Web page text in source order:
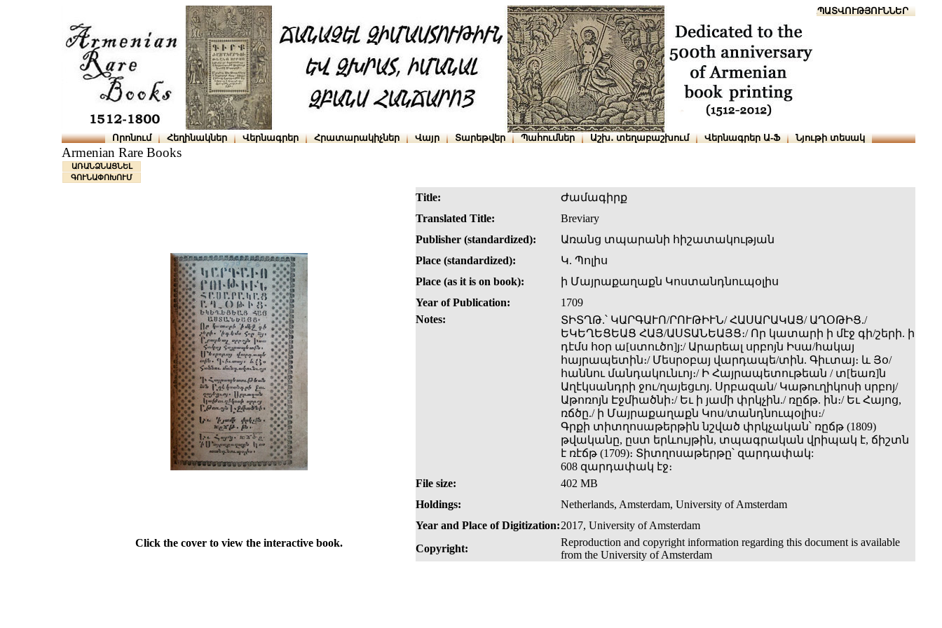
ՆԱԽԱՊԱՏՎՈՒԹՅՈՒՆՆԵՐ
Որոնում Հեղինակներ Վերնագրեր Հրատարակիչներ Վայր Տարեթվեր Պահումներ Աշխ․ տեղաբաշխում Վերնագրեր Ա-Ֆ Նյութի տեսակ
Armenian Rare Books
ԱՌԱՆՁՆԱՑՆԵԼ
ԳՈՒՆԱՓՈԽՈՒՄ
Title:
Ժամագիրք
Translated Title:
Breviary
Publisher (standardized):
Առանց տպարանի հիշատակության
Place (standardized):
Կ. Պոլիս
Place (as it is on book):
ի Մայրաքաղաքն Կոստանդնուպօլիս
Year of Publication:
1709
Notes:
ՏԻՏՂԹ.՝ ԿԱՐԳԱՒՈ/ՐՈՒԹԻՒՆ/ ՀԱՍԱՐԱԿԱՑ/ ԱՂՕԹԻՑ./
ԵԿԵՂԵՑԵԱՑ ՀԱՅ/ԱՍՏԱՆԵԱՅՑ։/ Որ կատարի ի մէջ գի/շերի. ի
դէմս հօր ա[ստուծո]յ:/ Արարեալ սրբոյն Իսա/հակայ
հայրապետին։/ Մեսրօբայ վարդապե/տին. Գիւտայ։ և Յօ/
հաննու մանդակունւոյ։/ Ի Հայրապետութեան / տ[եառ]ն
Աղէկսանդրի ջու/ղայեցւոյ. Սրբազան/ Կաթուղիկոսի սրբոյ/
Աթոռոյն Էջմիածնի։/ Եւ ի յամի փրկչին./ ռըճթ. ին։/ Եւ Հայոց,
ռճծը./ ի Մայրաքաղաքն Կոս/տանդնուպօլիս։/
Գրքի տիտղոսաթերթին նշված փրկչական՝ ռըճթ (1809)
թվականը, ըստ երևույթին, տպագրական վրիպակ է, ճիշտն
է ռէճթ (1709)։ Տիտղոսաթերթը՝ զարդափակ:
608 զարդափակ էջ։
File size:
402 MB
Holdings:
Netherlands, Amsterdam, University of Amsterdam
Year and Place of Digitization:2017, University of Amsterdam
Click the cover to view the interactive book.
Copyright:
Reproduction and copyright information regarding this document is available
from the University of Amsterdam